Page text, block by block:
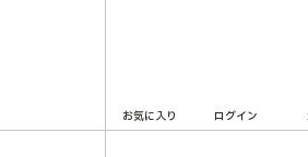
お気に入り ログイン